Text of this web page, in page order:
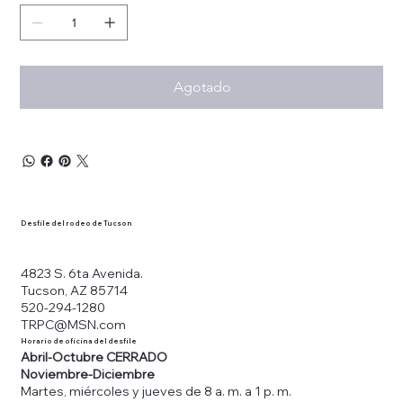
Agotado
Desfile del rodeo de Tucson
4823 S. 6ta Avenida.
Tucson, AZ 85714
520-294-1280
TRPC@MSN.com
Horario de oficina del desfile
Abril-Octubre CERRADO
Noviembre-Diciembre
Martes, miércoles y jueves de 8 a. m. a 1 p. m.